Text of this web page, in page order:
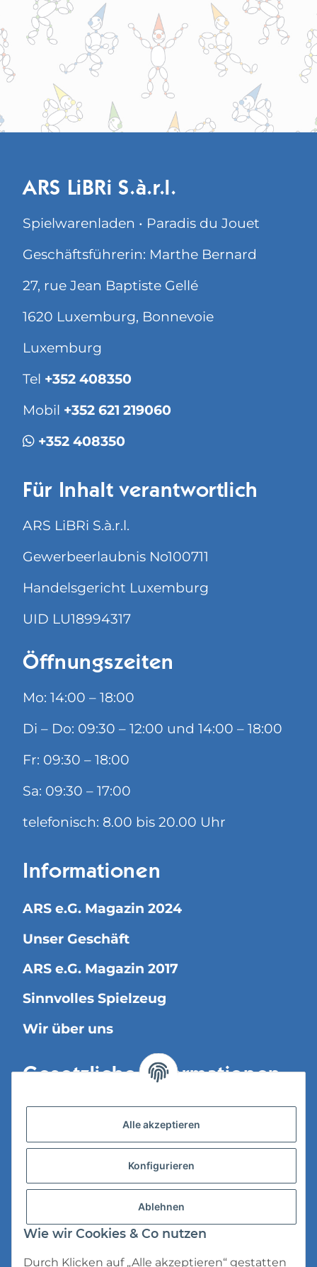
ARS LiBRi S.à.r.l.
Spielwarenladen • Paradis du Jouet
Geschäftsführerin: Marthe Bernard
27, rue Jean Baptiste Gellé
1620 Luxemburg, Bonnevoie
Luxemburg
Tel +352 408350
Mobil +352 621 219060
+352 408350
Für Inhalt verantwortlich
ARS LiBRi S.à.r.l.
Gewerbeerlaubnis No100711
Handelsgericht Luxemburg
UID LU18994317
Öffnungszeiten
Mo: 14:00 – 18:00
Di – Do: 09:30 – 12:00 und 14:00 – 18:00
Fr: 09:30 – 18:00
Sa: 09:30 – 17:00
telefonisch: 8.00 bis 20.00 Uhr
Informationen
ARS e.G. Magazin 2024
Unser Geschäft
ARS e.G. Magazin 2017
Sinnvolles Spielzeug
Wir über uns
Gesetzliche Informationen
Versandinformationen
Datenschutz
Impressum
Alle akzeptieren
Konfigurieren
Ablehnen
Wie wir Cookies & Co nutzen
Durch Klicken auf „Alle akzeptieren“ gestatten